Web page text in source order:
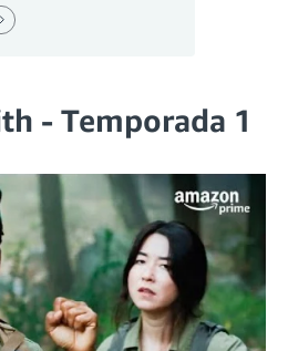
- Temporada 1